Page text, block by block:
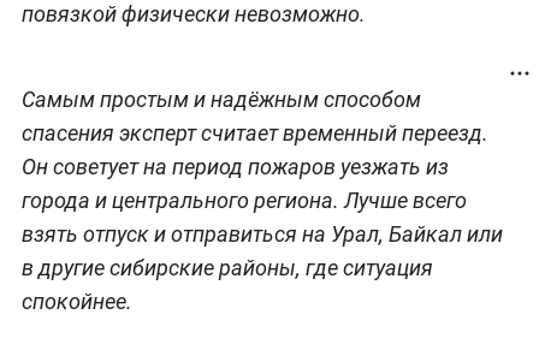
повязкой физически невозможно.
Самым простым и надёжным способом
спасения эксперт считает временный переезд.
Он советует на период пожаров уезжать из
города и центрального региона. Лучше всего
взять отпуск и отправиться на Урал, Байкал или
в другие сибирские районы, где ситуация
спокойнее.